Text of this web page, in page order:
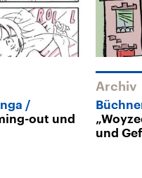
out und
Archiv
und